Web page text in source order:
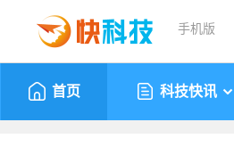
手机版
首页 科技快讯